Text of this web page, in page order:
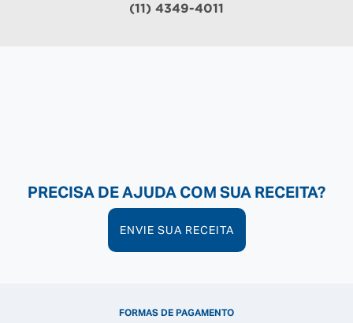
(11) 4349-4011
humanizada
digital
PRECISA DE AJUDA COM SUA RECEITA?
ENVIE SUA RECEITA
FORMAS DE PAGAMENTO